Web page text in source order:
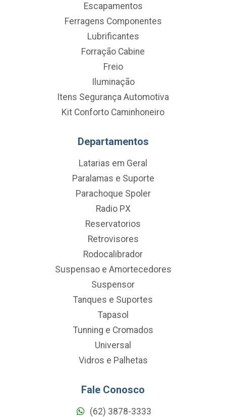
Escapamentos
Ferragens Componentes
Lubrificantes
Forração Cabine
Freio
Iluminação
Itens Segurança Automotiva
Kit Conforto Caminhoneiro
Departamentos
Latarias em Geral
Paralamas e Suporte
Parachoque Spoler
Radio PX
Reservatorios
Retrovisores
Rodocalibrador
Suspensao e Amortecedores
Suspensor
Tanques e Suportes
Tapasol
Tunning e Cromados
Universal
Vidros e Palhetas
Fale Conosco
(62) 3878-3333